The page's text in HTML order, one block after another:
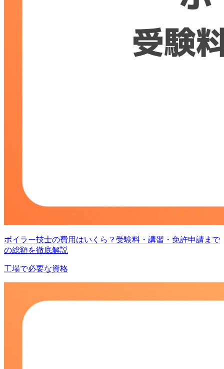
ボイラー技士の費用はいくら？受験料・講習・免許申請まで
の総額を徹底解説
工場で必要な資格